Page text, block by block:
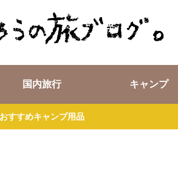
国内旅行 キャンプ
おすすめキャンプ用品